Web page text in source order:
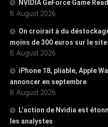
NVIDIA GeForce Game
8. August 2026
On croirait à du
moins de 300 euros sur le site
8. August 2026
iPhone 18, pliable, Apple
annoncer en septembre
8. August 2026
L’action de Nvidia est
les analystes